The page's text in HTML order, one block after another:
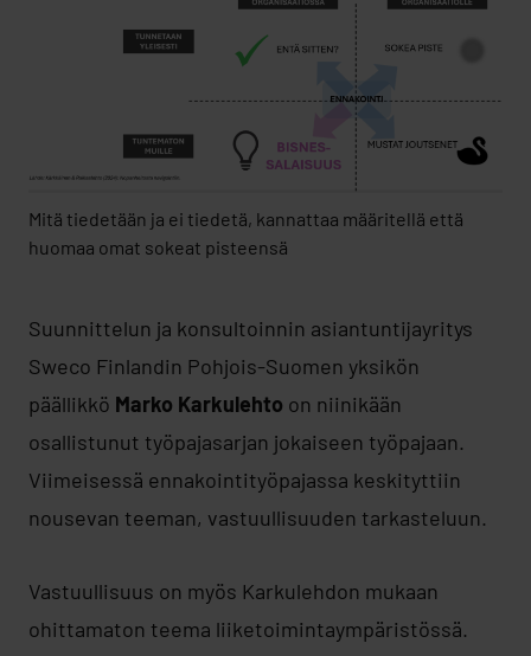
Mitä tiedetään ja ei tiedetä, kannattaa määritellä että
huomaa omat sokeat pisteensä
Suunnittelun ja konsultoinnin asiantuntijayritys
Sweco Finlandin Pohjois-Suomen yksikön
päällikkö Marko Karkulehto on niinikään
osallistunut työpajasarjan jokaiseen työpajaan.
Viimeisessä ennakointityöpajassa keskityttiin
nousevan teeman, vastuullisuuden tarkasteluun.
Vastuullisuus on myös Karkulehdon mukaan
ohittamaton teema liiketoimintaympäristössä.